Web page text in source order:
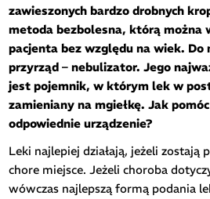
zawieszonych bardzo drobnych
metoda bezbolesna, którą można
pacjenta bez względu na wiek. Do
przyrząd – nebulizator. Jego
jest pojemnik, w którym lek w
zamieniany na mgiełkę. Jak
odpowiednie urządzenie?
Leki najlepiej działają, jeżeli zostają
chore miejsce. Jeżeli choroba
wówczas najlepszą formą podania